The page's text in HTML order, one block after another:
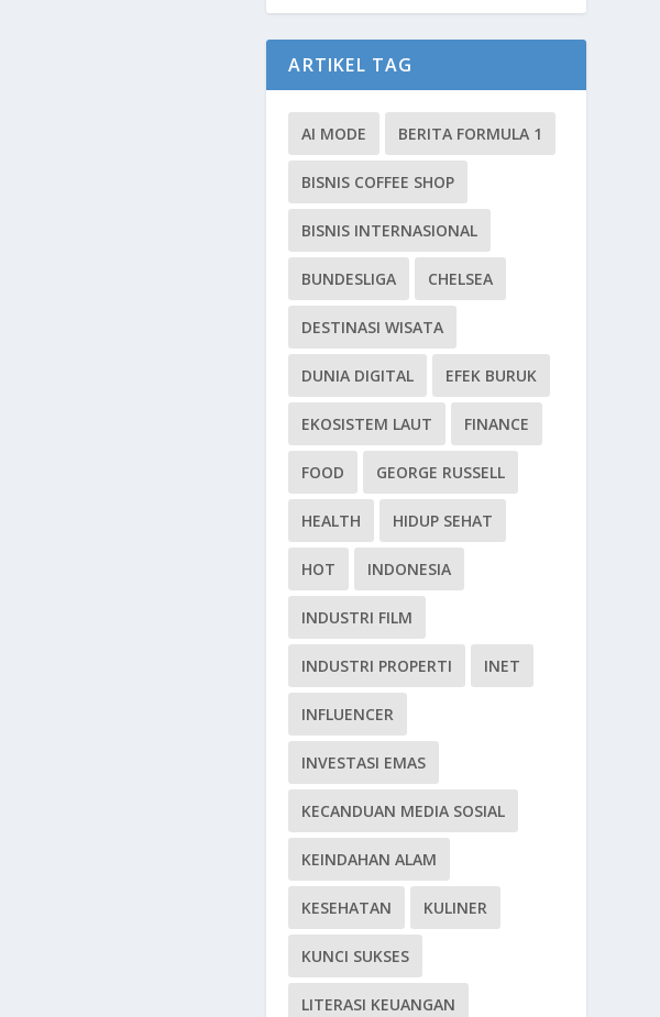
ARTIKEL TAG
AI MODE BERITA FORMULA 1
BISNIS COFFEE SHOP
BISNIS INTERNASIONAL
BUNDESLIGA CHELSEA
DESTINASI WISATA
DUNIA DIGITAL EFEK BURUK
EKOSISTEM LAUT FINANCE
FOOD GEORGE RUSSELL
HEALTH HIDUP SEHAT
HOT INDONESIA
INDUSTRI FILM
INDUSTRI PROPERTI INET
INFLUENCER
INVESTASI EMAS
KECANDUAN MEDIA SOSIAL
KEINDAHAN ALAM
KESEHATAN KULINER
KUNCI SUKSES
LITERASI KEUANGAN